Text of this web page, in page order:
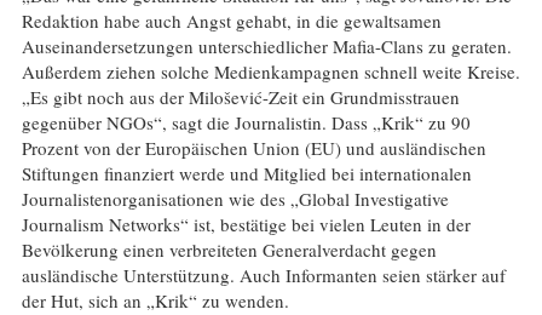
Redaktion habe auch Angst gehabt, in die gewaltsamen
Auseinandersetzungen unterschiedlicher Mafia-Clans zu geraten.
Außerdem ziehen solche Medienkampagnen schnell weite Kreise.
„Es gibt noch aus der Milošević-Zeit ein Grundmisstrauen
gegenüber NGOs“, sagt die Journalistin. Dass „Krik“ zu 90
Prozent von der Europäischen Union (EU) und ausländischen
Stiftungen finanziert werde und Mitglied bei internationalen
Journalistenorganisationen wie des „Global Investigative
Journalism Networks“ ist, bestätige bei vielen Leuten in der
Bevölkerung einen verbreiteten Generalverdacht gegen
ausländische Unterstützung. Auch Informanten seien stärker auf
der Hut, sich an „Krik“ zu wenden.